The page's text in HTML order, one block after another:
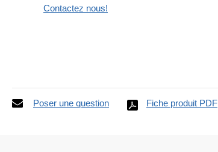
Contactez nous!
Poser une question Fiche produit PDF